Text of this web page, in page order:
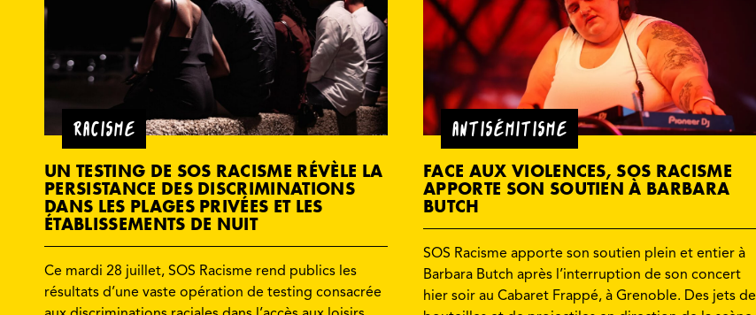
RACISME
UN TESTING DE SOS RACISME RÉVÈLE LA
PERSISTANCE DES DISCRIMINATIONS
DANS LES PLAGES PRIVÉES ET LES
ÉTABLISSEMENTS DE NUIT
Ce mardi 28 juillet, SOS Racisme rend publics les
résultats d’une vaste opération de testing consacrée
ANTISÉMITISME
FACE AUX VIOLENCES, SOS RACISME
APPORTE SON SOUTIEN À BARBARA
BUTCH
SOS Racisme apporte son soutien plein et entier à
Barbara Butch après l’interruption de son concert
hier soir au Cabaret Frappé, à Grenoble. Des jets de